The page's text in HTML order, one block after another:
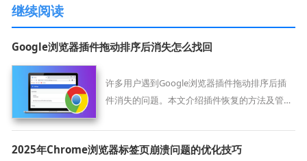
继续阅读
Google浏览器插件拖动排序后消失怎么找回
许多用户遇到Google浏览器插件拖动排序后插
件消失的问题。本文介绍插件恢复的方法及管理
使用体验。
2025年Chrome浏览器标签页崩溃问题的优化技巧